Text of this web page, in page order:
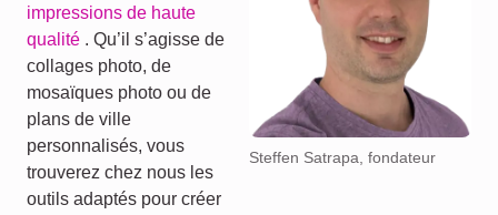
Steffen Satrapa, fondateur
impressions de haute
qualité . Qu’il s’agisse de
collages photo, de
mosaïques photo ou de
plans de ville
personnalisés, vous
trouverez chez nous les
outils adaptés pour créer